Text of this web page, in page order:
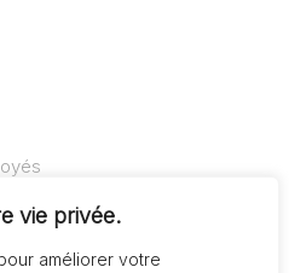
vie privée.
améliorer votre